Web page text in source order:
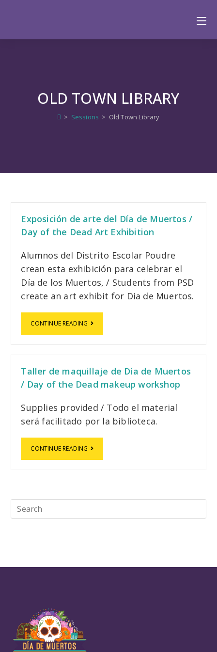
OLD TOWN LIBRARY
> Sessions > Old Town Library
Exposición de arte del Día de Muertos /
Day of the Dead Art Exhibition
Alumnos del Distrito Escolar Poudre
crean esta exhibición para celebrar el
Día de los Muertos, / Students from PSD
create an art exhibit for Dia de Muertos.
CONTINUE READING
Taller de maquillaje de Día de Muertos
/ Day of the Dead makeup workshop
Supplies provided / Todo el material
será facilitado por la biblioteca.
CONTINUE READING